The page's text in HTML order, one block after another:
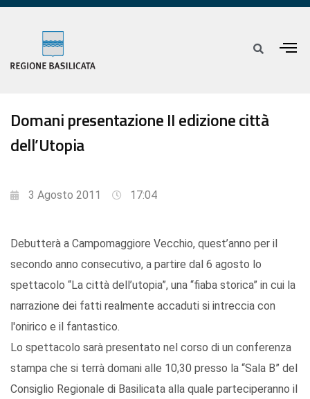
Domani presentazione II edizione città
dell’Utopia
3 Agosto 2011 17:04
Debutterà a Campomaggiore Vecchio, quest’anno per il
secondo anno consecutivo, a partire dal 6 agosto lo
spettacolo “La città dell’utopia”, una “fiaba storica” in cui la
narrazione dei fatti realmente accaduti si intreccia con
l'onirico e il fantastico.
Lo spettacolo sarà presentato nel corso di un conferenza
stampa che si terrà domani alle 10,30 presso la “Sala B” del
Consiglio Regionale di Basilicata alla quale parteciperanno il